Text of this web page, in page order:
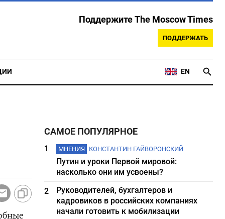
Поддержите The Moscow Times
ПОДДЕРЖАТЬ
EN
САМОЕ ПОПУЛЯРНОЕ
1 МНЕНИЯ КОНСТАНТИН ГАЙВОРОНСКИЙ
Путин и уроки Первой мировой:
насколько они им усвоены?
2
Руководителей, бухгалтеров и
кадровиков в российских компаниях
начали готовить к мобилизации